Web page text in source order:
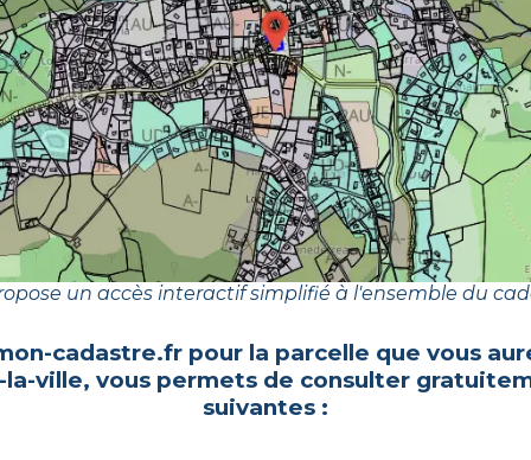
un accès interactif simplifié à l'ensemble du
cadastre.fr pour la parcelle que vous
la-ville, vous permets de consulter
suivantes :